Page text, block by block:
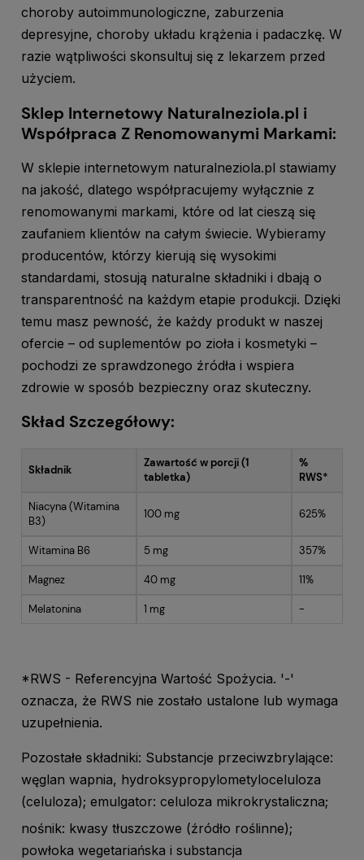
choroby autoimmunologiczne, zaburzenia
depresyjne, choroby układu krążenia i padaczkę. W
razie wątpliwości skonsultuj się z lekarzem przed
użyciem.
Sklep Internetowy Naturalneziola.pl i
Współpraca Z Renomowanymi Markami:
W sklepie internetowym naturalneziola.pl stawiamy
na jakość, dlatego współpracujemy wyłącznie z
renomowanymi markami, które od lat cieszą się
zaufaniem klientów na całym świecie. Wybieramy
producentów, którzy kierują się wysokimi
standardami, stosują naturalne składniki i dbają o
transparentność na każdym etapie produkcji. Dzięki
temu masz pewność, że każdy produkt w naszej
ofercie – od suplementów po zioła i kosmetyki –
pochodzi ze sprawdzonego źródła i wspiera
zdrowie w sposób bezpieczny oraz skuteczny.
Skład Szczegółowy:
Składnik
Zawartość w porcji (1
tabletka)
%
RWS*
Niacyna (Witamina
B3)
100 mg 625%
Witamina B6 5 mg 357%
Magnez 40 mg 11%
Melatonina 1 mg -
*RWS - Referencyjna Wartość Spożycia. '-'
oznacza, że RWS nie zostało ustalone lub wymaga
uzupełnienia.
Pozostałe składniki: Substancje przeciwzbrylające:
węglan wapnia, hydroksypropylometyloceluloza
(celuloza); emulgator: celuloza mikrokrystaliczna;
nośnik: kwasy tłuszczowe (źródło roślinne);
powłoka wegetariańska i substancja